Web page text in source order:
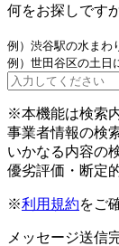
何をお探しです
例）渋谷駅の水まわ
例）世田谷区の土日
※本機能は検索
事業者情報の検
いかなる内容の
優劣評価・断定
※利用規約をご
メッセージ送信